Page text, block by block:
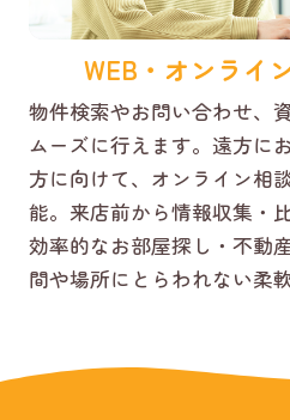
WEB・オンライ
物件検索やお問い合わせ、
ムーズに行えます。遠方に
方に向けて、オンライン相
能。来店前から情報収集・
効率的なお部屋探し・不動
間や場所にとらわれない柔